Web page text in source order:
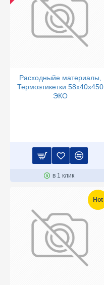
Расходныйе материалы,
Термоэтикетки 58х40х450
ЭКО
в 1 клик
Hot